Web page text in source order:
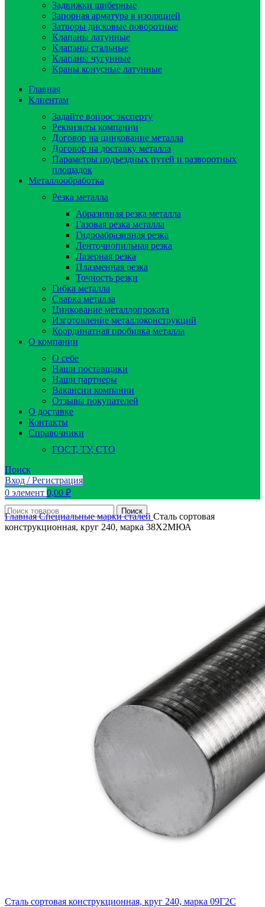
Задвижки шиберные
Запорная арматура в изоляцией
Затворы дисковые поворотные
Клапаны латунные
Клапаны стальные
Клапаны чугунные
Краны конусные латунные
Главная
Клиентам
Задайте вопрос эксперту
Реквизиты компании
Договор на цинкование металла
Договор на доставку металла
Параметры подъездных путей и разворотных
площадок
Металлообработка
Резка металла
Абразивная резка металла
Газовая резка металла
Гидроaбразивная резка
Ленточнопильная резка
Лазерная резка
Плазменная резка
Точность резки
Гибка металла
Сварка металла
Цинкование металлопроката
Изготовление металлоконструкций
Координатная пробивка металла
О компании
О себе
Наши поставщики
Наши партнеры
Вакансии компании
Отзывы покупателей
О доставке
Контакты
Справочники
ГОСТ, ТУ, СТО
Поиск
Вход / Регистрация
0 элемент 0,00 ₽
Поиск
ГлавнаяСпециальные марки сталей Сталь сортовая
конструкционная, круг 240, марка 38Х2МЮА
Сталь сортовая конструкционная, круг 240, марка 09Г2С